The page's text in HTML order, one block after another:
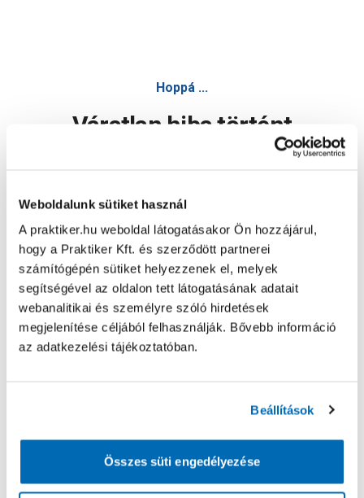
Weboldalunk sütiket használ
A praktiker.hu weboldal látogatásakor Ön hozzájárul,
hogy a Praktiker Kft. és szerződött partnerei
számítógépén sütiket helyezzenek el, melyek
segítségével az oldalon tett látogatásának adatait
webanalitikai és személyre szóló hirdetések
megjelenítése céljából felhasználják. Bővebb információ
az adatkezelési tájékoztatóban.
Beállítások
Összes süti engedélyezése
Hoppá ...
Váratlan hiba történt
Oldal újratöltése